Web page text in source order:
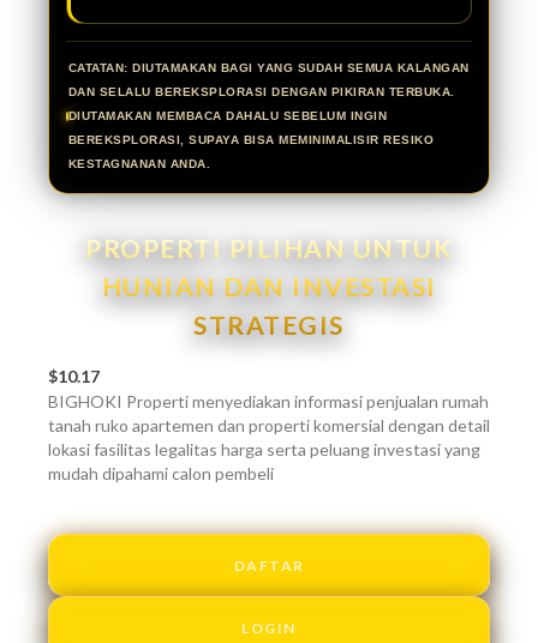
CATATAN: DIUTAMAKAN BAGI YANG SUDAH SEMUA KALANGAN
DAN SELALU BEREKSPLORASI DENGAN PIKIRAN TERBUKA.
DIUTAMAKAN MEMBACA DAHALU SEBELUM INGIN
BEREKSPLORASI, SUPAYA BISA MEMINIMALISIR RESIKO
KESTAGNANAN ANDA.
PROPERTI PILIHAN UNTUK
HUNIAN DAN INVESTASI
STRATEGIS
$10.17
BIGHOKI Properti menyediakan informasi penjualan rumah
tanah ruko apartemen dan properti komersial dengan detail
lokasi fasilitas legalitas harga serta peluang investasi yang
mudah dipahami calon pembeli
DAFTAR
LOGIN